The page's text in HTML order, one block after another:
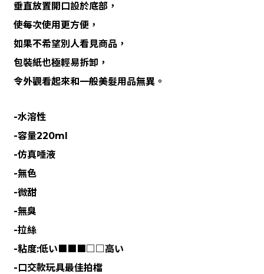
垂直放置開口設於底部，
使每次使用更方便，
如果不希望別人看見商品，
包裝紙也極輕易拆卸，
令外觀看起來和一般美髮用品無異。
-水溶性
-容量220ml
-仿真唾液
-無色
-微甜
-無臭
-拉絲
-粘度:低い■■■□□高い
-口交款玩具最佳拍檔